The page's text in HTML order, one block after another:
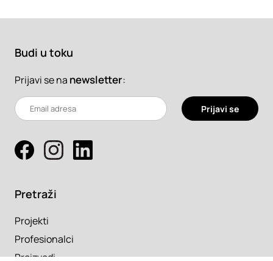
Budi u toku
Prijavi se na newsletter:
Prijavi se
Pretraži
Projekti
Profesionalci
Proizvodi